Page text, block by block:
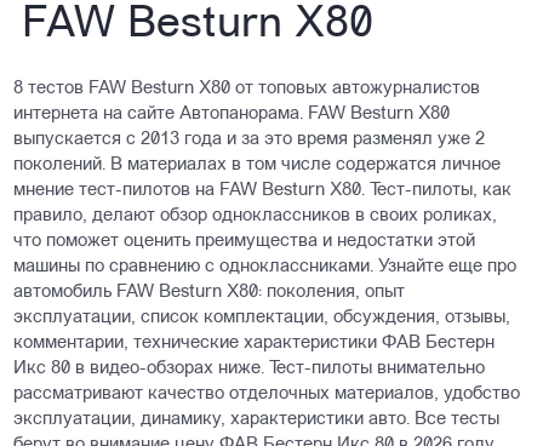
FAW Besturn X80
8 тестов FAW Besturn X80 от топовых автожурналистов
интернета на сайте Автопанорама. FAW Besturn X80
выпускается с 2013 года и за это время разменял уже 2
поколений. В материалах в том числе содержатся личное
мнение тест-пилотов на FAW Besturn X80. Тест-пилоты, как
правило, делают обзор одноклассников в своих роликах,
что поможет оценить преимущества и недостатки этой
машины по сравнению с одноклассниками. Узнайте еще про
автомобиль FAW Besturn X80: поколения, опыт
эксплуатации, список комплектации, обсуждения, отзывы,
комментарии, технические характеристики ФАВ Бестерн
Икс 80 в видео-обзорах ниже. Тест-пилоты внимательно
рассматривают качество отделочных материалов, удобство
эксплуатации, динамику, характеристики авто. Все тесты